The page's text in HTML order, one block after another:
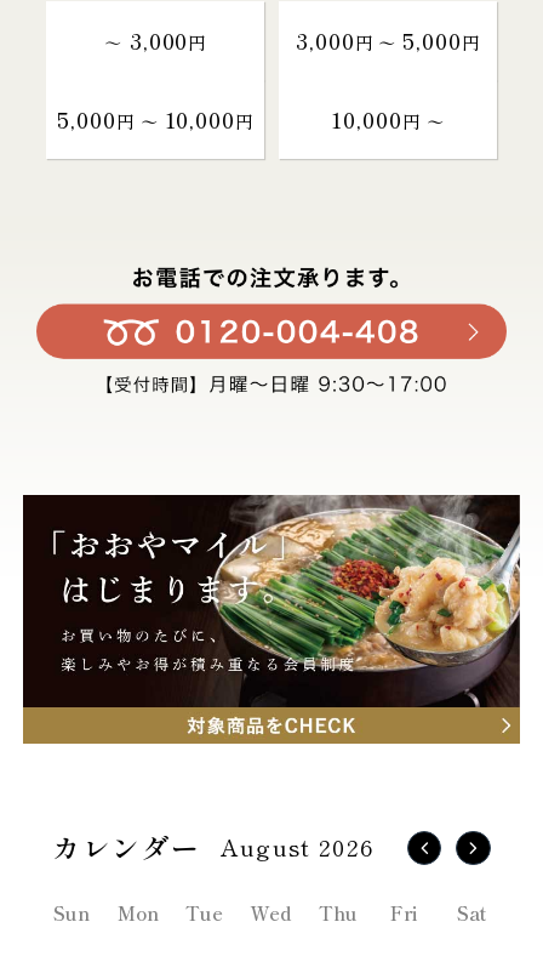
～ 3,000円 3,000円 〜 5,000円
5,000円 〜 10,000円 10,000円 〜
August 2026
Sun Mon Tue Wed Thu Fri Sat